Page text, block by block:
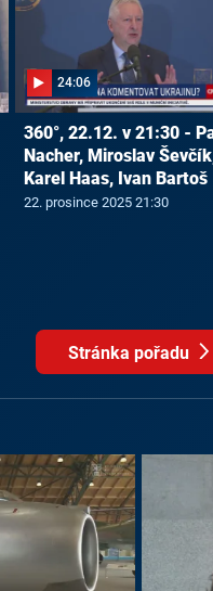
24:06
360°, 22.12. v 21:30 -
Nacher, Miroslav
Karel Haas, Ivan Bartoš
22. prosince 2025 21:30
Stránka pořadu